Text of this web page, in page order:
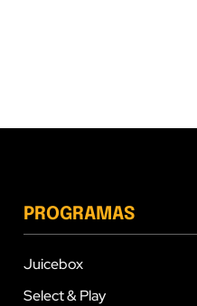
PROGRAMAS
Juicebox
Select & Play